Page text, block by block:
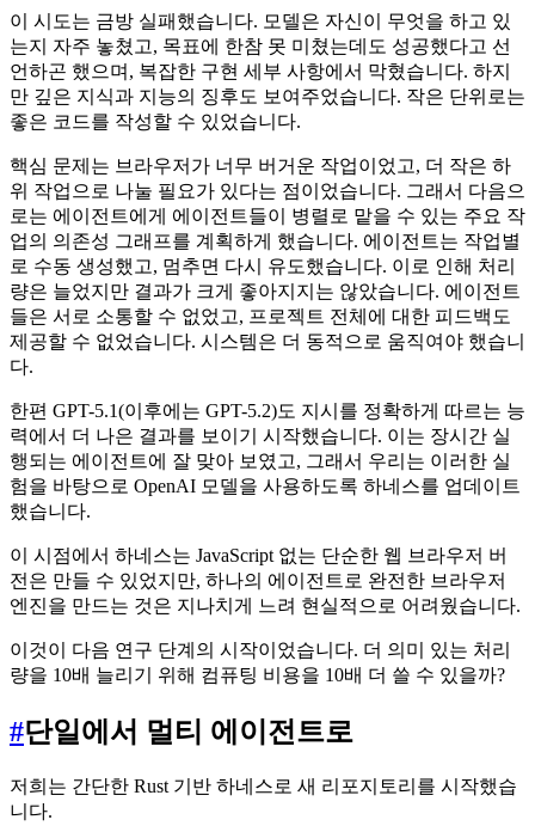
이 시도는 금방 실패했습니다. 모델은 자신이 무엇을 하고 있
는지 자주 놓쳤고, 목표에 한참 못 미쳤는데도 성공했다고 선
언하곤 했으며, 복잡한 구현 세부 사항에서 막혔습니다. 하지
만 깊은 지식과 지능의 징후도 보여주었습니다. 작은 단위로는
좋은 코드를 작성할 수 있었습니다.
핵심 문제는 브라우저가 너무 버거운 작업이었고, 더 작은 하
위 작업으로 나눌 필요가 있다는 점이었습니다. 그래서 다음으
로는 에이전트에게 에이전트들이 병렬로 맡을 수 있는 주요 작
업의 의존성 그래프를 계획하게 했습니다. 에이전트는 작업별
로 수동 생성했고, 멈추면 다시 유도했습니다. 이로 인해 처리
량은 늘었지만 결과가 크게 좋아지지는 않았습니다. 에이전트
들은 서로 소통할 수 없었고, 프로젝트 전체에 대한 피드백도
제공할 수 없었습니다. 시스템은 더 동적으로 움직여야 했습니
다.
한편 GPT-5.1(이후에는 GPT-5.2)도 지시를 정확하게 따르는 능
력에서 더 나은 결과를 보이기 시작했습니다. 이는 장시간 실
행되는 에이전트에 잘 맞아 보였고, 그래서 우리는 이러한 실
험을 바탕으로 OpenAI 모델을 사용하도록 하네스를 업데이트
했습니다.
이 시점에서 하네스는 JavaScript 없는 단순한 웹 브라우저 버
전은 만들 수 있었지만, 하나의 에이전트로 완전한 브라우저
엔진을 만드는 것은 지나치게 느려 현실적으로 어려웠습니다.
이것이 다음 연구 단계의 시작이었습니다. 더 의미 있는 처리
량을 10배 늘리기 위해 컴퓨팅 비용을 10배 더 쓸 수 있을까?
#단일에서 멀티 에이전트로
저희는 간단한 Rust 기반 하네스로 새 리포지토리를 시작했습
니다.